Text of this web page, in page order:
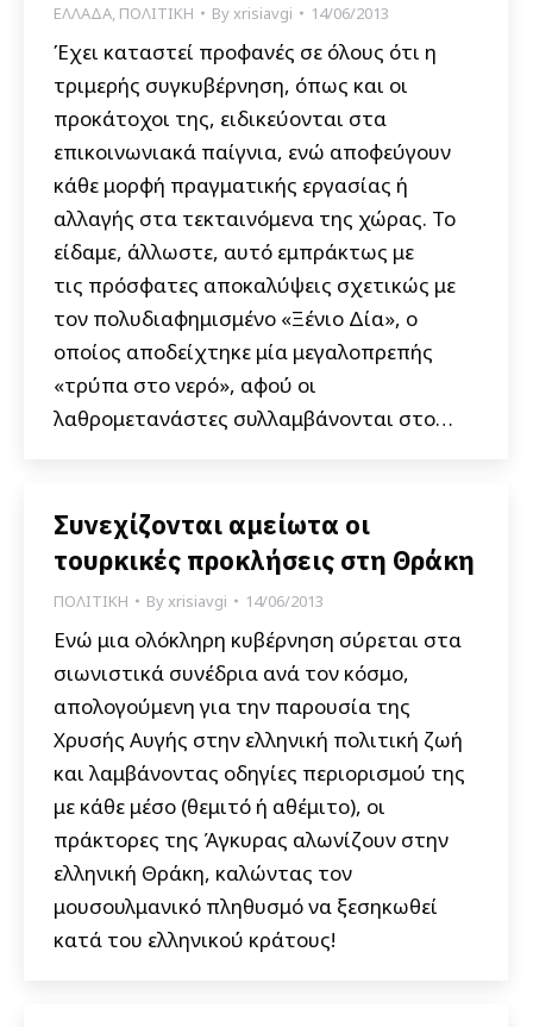
ΕΛΛΑΔΑ, ΠΟΛΙΤΙΚΗ Byxrisiavgi 14/06/2013
Έχει καταστεί προφανές σε όλους ότι η
τριμερής συγκυβέρνηση, όπως και οι
προκάτοχοι της, ειδικεύονται στα
επικοινωνιακά παίγνια, ενώ αποφεύγουν
κάθε μορφή πραγματικής εργασίας ή
αλλαγής στα τεκταινόμενα της χώρας. Το
είδαμε, άλλωστε, αυτό εμπράκτως με
τις πρόσφατες αποκαλύψεις σχετικώς με
τον πολυδιαφημισμένο «Ξένιο Δία», ο
οποίος αποδείχτηκε μία μεγαλοπρεπής
«τρύπα στο νερό», αφού οι
λαθρομετανάστες συλλαμβάνονται στο…
Συνεχίζονται αμείωτα οι
τουρκικές προκλήσεις στη Θράκη
ΠΟΛΙΤΙΚΗ Byxrisiavgi 14/06/2013
Ενώ μια ολόκληρη κυβέρνηση σύρεται στα
σιωνιστικά συνέδρια ανά τον κόσμο,
απολογούμενη για την παρουσία της
Χρυσής Αυγής στην ελληνική πολιτική ζωή
και λαμβάνοντας οδηγίες περιορισμού της
με κάθε μέσο (θεμιτό ή αθέμιτο), οι
πράκτορες της Άγκυρας αλωνίζουν στην
ελληνική Θράκη, καλώντας τον
μουσουλμανικό πληθυσμό να ξεσηκωθεί
κατά του ελληνικού κράτους!